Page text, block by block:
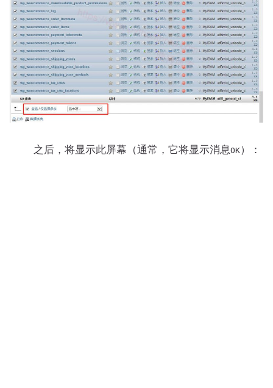
之后，将显示此屏幕（通常，它将显示消息OK）：